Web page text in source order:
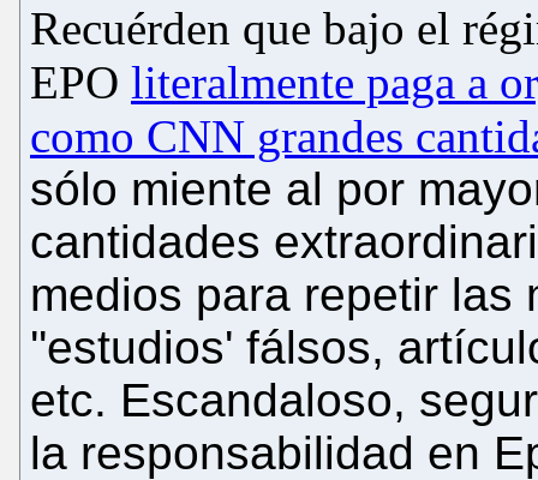
Recuérden que bajo el
EPO literalmente paga a
como CNN grandes
sólo miente al por
cantidades
medios para repetir las
''estudios' fálsos,
etc. Escandaloso,
la responsabilidad en